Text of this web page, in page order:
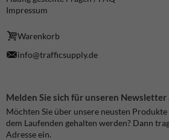
Impressum
Warenkorb
info@trafficsupply.de
Melden Sie sich für unseren Newsletter
Möchten Sie über unsere neusten
dem Laufenden gehalten werden? Dann
Adresse ein.